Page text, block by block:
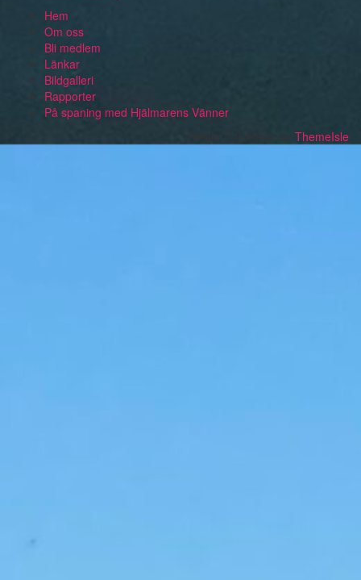
Hem
Om oss
Bli medlem
Länkar
Bildgalleri
Rapporter
På spaning med Hjälmarens Vänner
ThemeIsle